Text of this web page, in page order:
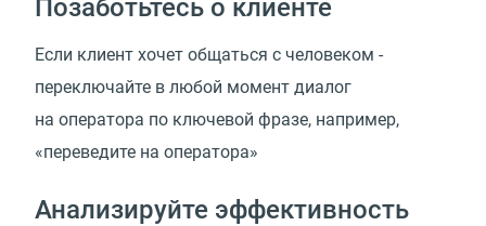
Позаботьтесь о клиенте
Если клиент хочет общаться с человеком -
переключайте в любой момент диалог
на оператора по ключевой фразе, например,
«переведите на оператора»
Анализируйте эффективность